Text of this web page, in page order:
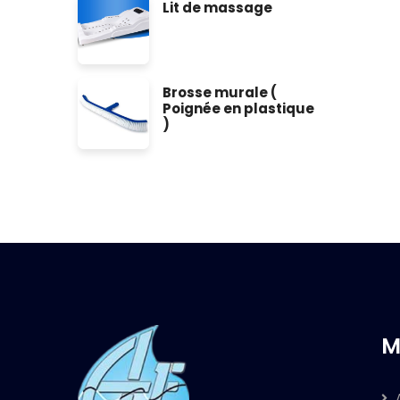
Lit de massage
Brosse murale (
Poignée en plastique
)